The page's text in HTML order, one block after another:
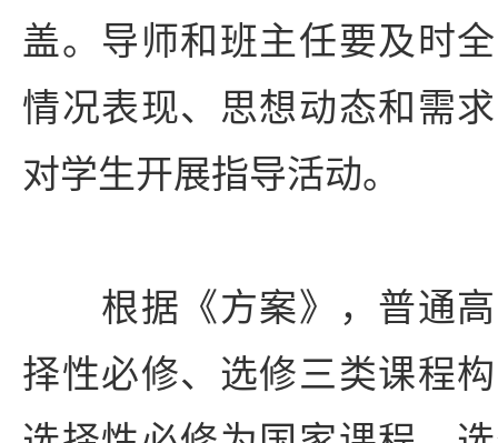
盖。导师和班主任要及时
情况表现、思想动态和需
对学生开展指导活动。
根据《方案》，普通高
择性必修、选修三类课程